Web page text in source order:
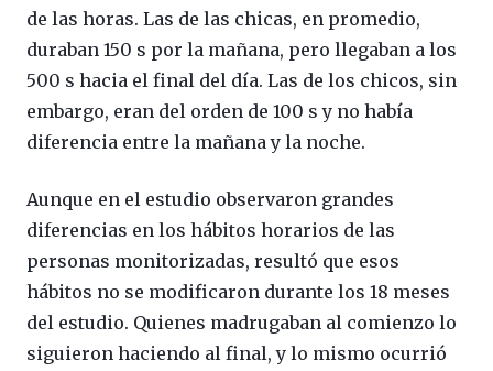
de las horas. Las de las chicas, en promedio,
duraban 150 s por la mañana, pero llegaban a los
500 s hacia el final del día. Las de los chicos, sin
embargo, eran del orden de 100 s y no había
diferencia entre la mañana y la noche.
Aunque en el estudio observaron grandes
diferencias en los hábitos horarios de las
personas monitorizadas, resultó que esos
hábitos no se modificaron durante los 18 meses
del estudio. Quienes madrugaban al comienzo lo
siguieron haciendo al final, y lo mismo ocurrió